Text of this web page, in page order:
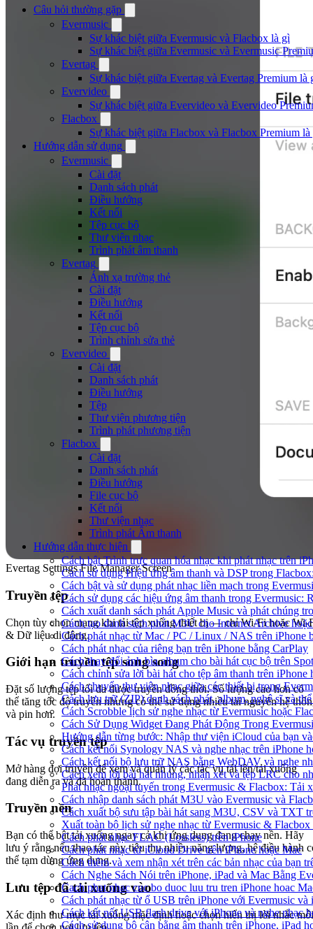
Câu hỏi thường gặp
Evermusic
Sự khác biệt giữa Evermusic và Flacbox là gì
Sự khác biệt giữa Evermusic và Evermusic
Evertag
Sự khác biệt giữa Evertag và Evertag Premium là
Evervideo
Sự khác biệt giữa Evervideo và Evervideo
Flacbox
Sự khác biệt giữa Flacbox và Flacbox Premium là
Hướng dẫn sử dụng
Evermusic
Cài đặt
Danh sách phát
Điều hướng
Kết nối
Tệp cục bộ
Thư viện nhạc
Trình phát âm thanh
Evertag
Ánh xạ trường thẻ
Cài đặt
Điều hướng
Kết nối
Tệp cục bộ
Trình chỉnh sửa thẻ
Evervideo
Cài đặt
Danh sách phát
Điều hướng
Tệp
Thư viện phương tiện
Trình phát phương tiện
Flacbox
Cài đặt
Danh sách phát
Điều hướng
File cục bộ
Kết nối
Thư viện nhạc
Trình phát Âm thanh
Hướng dẫn thực hiện
Cách bật Trình trực quan hóa nhạc khi phát nhạc trên
Cách sử dụng Hiệu ứng âm thanh và DSP trong
Cách bật và sử dụng phát nhạc liền mạch trong
Cách sử dụng các hiệu ứng âm thanh trong Evermusic:
Cách xuất danh sách phát Apple Music và phát chúng
Cách tạo danh sách phát M3U cho Internet Archive
Cách phát nhạc từ Mac / PC / Linux / NAS trên
Cách phát nhạc của riêng bạn trên iPhone bằng CarPlay
Cách thay đổi ảnh bìa album cho bài hát cục bộ trên
Cách chỉnh sửa lời bài hát cho tệp âm thanh trên
Cách chuyển thư viện nhạc giữa các thiết bị trong
Cách lưu trữ (ZIP) danh sách phát, album, nghệ sĩ và
Cách Scrobble lịch sử nghe nhạc từ Evermusic hoặc
Cách Sử Dụng Widget Đang Phát Động Trong
Hướng dẫn từng bước: Nhập thư viện iCloud của bạn
Cách kết nối Synology NAS và nghe nhạc trên iPhone
Cách kết nối bộ lưu trữ NAS bằng WebDAV và nghe
Cách xem lời bài hát nhúng, nhận xét và tệp LRC cho
Phát nhạc ngoại tuyến trong Evermusic & Flacbox: Tải
Cách nhập danh sách phát M3U vào Evermusic và
Cách xuất bộ sưu tập bài hát sang M3U, CSV và TXT
Xuất toàn bộ lịch sử nghe nhạc từ Evermusic & Flacbox
Cách phát nhạc FLAC (Lossless) trên iPhone
Cách phát nhạc từ iCloud Drive trên iPhone hoặc Mac
Cách thêm và xem nhận xét trên các bản nhạc của bạn
Cách Nghe Sách Nói trên iPhone, iPad và Mac Bằng
Cach phat nhac cuc bo duoc luu tru tren iPhone hoac
Cách phát nhạc từ ổ USB trên iPhone với Evermusic và
Cách kết nối USB flash drive với iPhone và nghe nhạc
Cách sử dụng bộ cân bằng âm thanh trên iPhone, iPad
Evertag Settings File Manager Screen
Truyền tệp
Chọn tùy chọn mạng khi tải tệp xuống thiết bị — chỉ Wi-Fi hoặc Wi-
& Dữ liệu di động.
Giới hạn truyền tệp song song
Đặt số lượng tệp tối đa được truyền đồng thời. Số lượng cao hơn có
thể tăng tốc độ truyền nhưng có thể sử dụng nhiều tài nguyên hệ
và pin hơn.
Tác vụ truyền tệp
Mở hàng đợi truyền để xem và quản lý các tác vụ tải lên/tải xuống
đang diễn ra và đã hoàn thành.
Truyền nền
Bạn có thể bật tải xuống ngay cả khi ứng dụng đang chạy nền. Hãy
lưu ý rằng nếu thao tác này tiêu thụ nhiều năng lượng, hệ điều hành
thể tạm dừng ứng dụng.
Lưu tệp đã tải xuống vào
Xác định thư mục tải xuống mặc định hoặc chọn hiển thị lời nhắc mỗi